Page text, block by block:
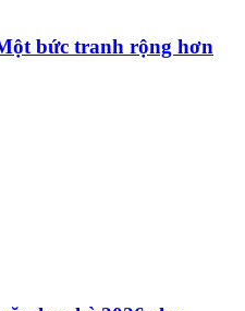
bức tranh rộng hơn